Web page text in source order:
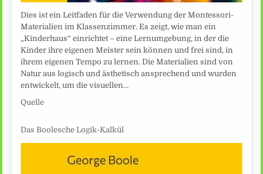
Dies ist ein Leitfaden für die Verwendung der Montessori-
Materialien im Klassenzimmer. Es zeigt, wie man ein
„Kinderhaus“ einrichtet – eine Lernumgebung, in der die
Kinder ihre eigenen Meister sein können und frei sind, in
ihrem eigenen Tempo zu lernen. Die Materialien sind von
Natur aus logisch und ästhetisch ansprechend und wurden
entwickelt, um die visuellen…
Quelle
Das Boolesche Logik-Kalkül